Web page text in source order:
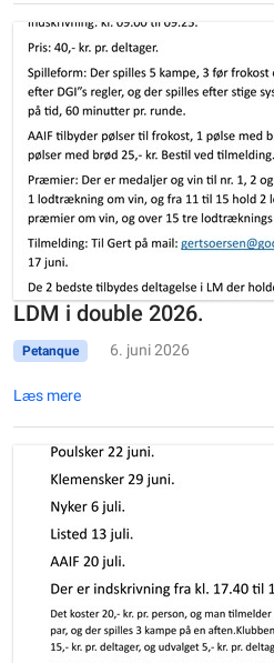
LDM i double 2026.
Petanque 6. juni 2026
Læs mere